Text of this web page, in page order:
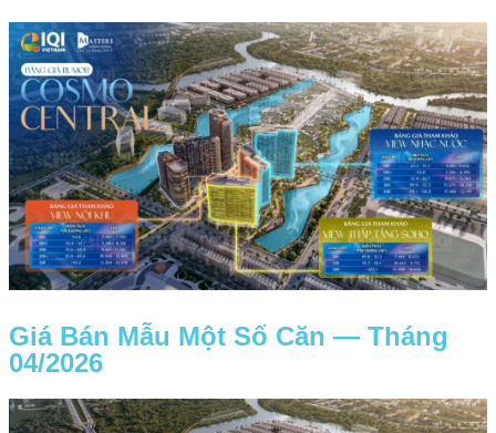
Giá Bán Mẫu Một Số Căn — Tháng
04/2026